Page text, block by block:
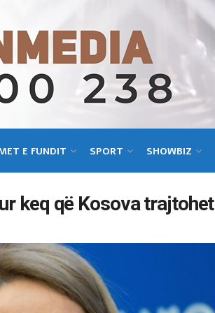
E FUNDIT SPORT SHOWBIZ
keq që Kosova trajtohet